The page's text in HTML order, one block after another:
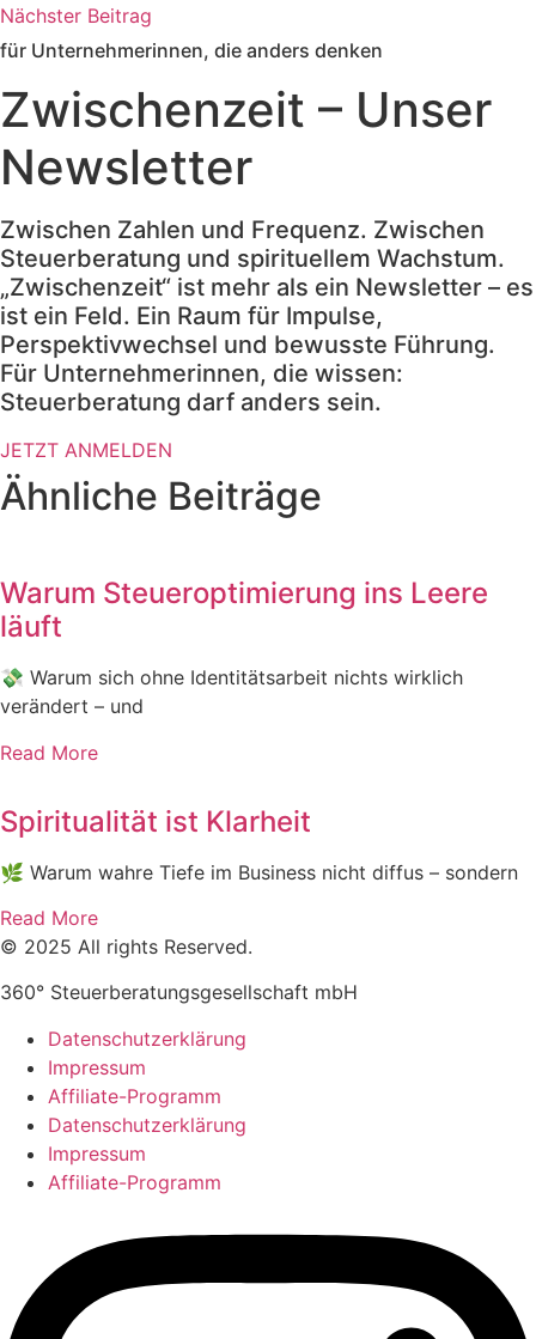
Nächster Beitrag
für Unternehmerinnen, die anders denken
Zwischenzeit – Unser
Newsletter
Zwischen Zahlen und Frequenz. Zwischen
Steuerberatung und spirituellem Wachstum.
„Zwischenzeit“ ist mehr als ein Newsletter – es
ist ein Feld. Ein Raum für Impulse,
Perspektivwechsel und bewusste Führung.
Für Unternehmerinnen, die wissen:
Steuerberatung darf anders sein.
JETZT ANMELDEN
Ähnliche Beiträge
Warum Steueroptimierung ins Leere
läuft
💸 Warum sich ohne Identitätsarbeit nichts wirklich
verändert – und
Read More
Spiritualität ist Klarheit
🌿 Warum wahre Tiefe im Business nicht diffus – sondern
Read More
© 2025 All rights Reserved.
360° Steuerberatungsgesellschaft mbH
Datenschutzerklärung
Impressum
Affiliate-Programm
Datenschutzerklärung
Impressum
Affiliate-Programm